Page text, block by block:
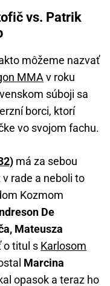
vs. Patrik
môžeme nazvať
MMA v roku
súboji sa
borci, ktorí
vo svojom fachu.
má za sebou
rade a neboli to
Kozmom
De
Mateusza
o titul s Karlosom
Marcina
opasok a teraz ho